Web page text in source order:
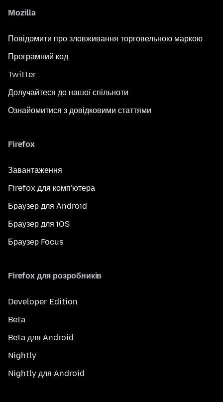
Mozilla
Повідомити про зловживання торговельною маркою
Програмний код
Twitter
Долучайтеся до нашої спільноти
Ознайомитися з довідковими статтями
Firefox
Завантаження
Firefox для комп'ютера
Браузер для Android
Браузер для iOS
Браузер Focus
Firefox для розробників
Developer Edition
Beta
Beta для Android
Nightly
Nightly для Android